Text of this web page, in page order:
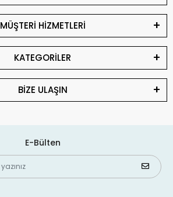
MÜŞTERİ HİZMETLERİ
KATEGORİLER
BİZE ULAŞIN
E-Bülten